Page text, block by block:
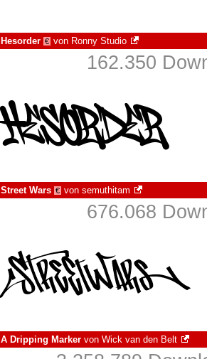
Hesorder € von Ronny Studio
162.350
Street Wars € von semuthitam
676.068
A Dripping Marker von Wick van den Belt